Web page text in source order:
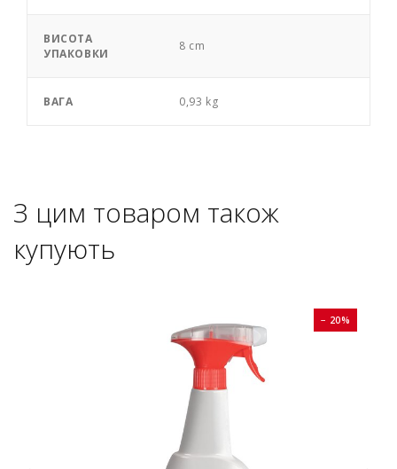
ВИСОТА
УПАКОВКИ
8 cm
ВАГА 0,93 kg
З цим товаром також
купують
− 20%